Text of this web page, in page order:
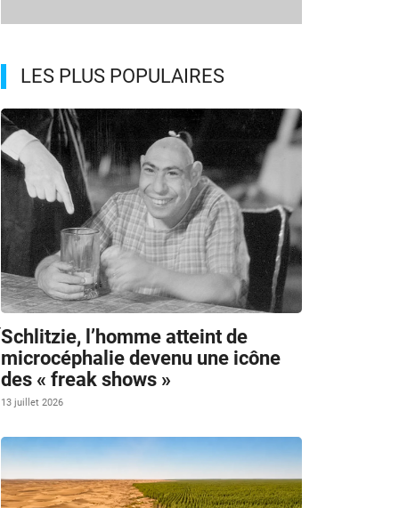
LES PLUS POPULAIRES
Schlitzie, l’homme atteint de
microcéphalie devenu une icône
des « freak shows »
13 juillet 2026